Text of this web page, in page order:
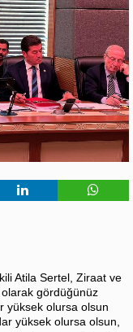
Atila Sertel, Ziraat ve
gördüğünüz
yüksek olursa olsun
yüksek olursa olsun,